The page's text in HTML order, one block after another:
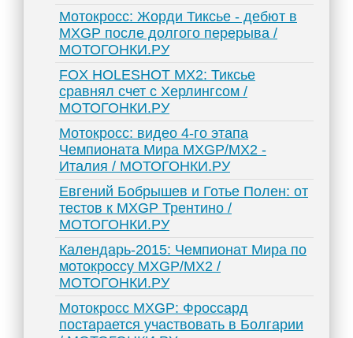
Мотокросс: Жорди Тиксье - дебют в
MXGP после долгого перерыва /
МОТОГОНКИ.РУ
FOX HOLESHOT MX2: Тиксье
сравнял счет с Херлингсом /
МОТОГОНКИ.РУ
Мотокросс: видео 4-го этапа
Чемпионата Мира MXGP/MX2 -
Италия / МОТОГОНКИ.РУ
Евгений Бобрышев и Готье Полен: от
тестов к MXGP Трентино /
МОТОГОНКИ.РУ
Календарь-2015: Чемпионат Мира по
мотокроссу MXGP/MX2 /
МОТОГОНКИ.РУ
Мотокросс MXGP: Фроссард
постарается участвовать в Болгарии